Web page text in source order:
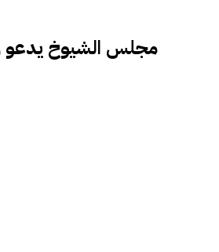
مجلس الشيوخ يدعو